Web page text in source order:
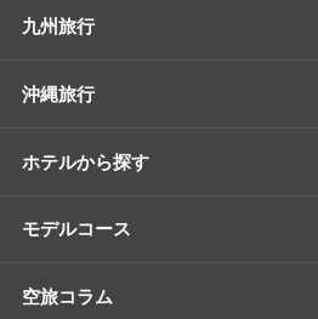
九州旅行
沖縄旅行
ホテルから探す
モデルコース
空旅コラム